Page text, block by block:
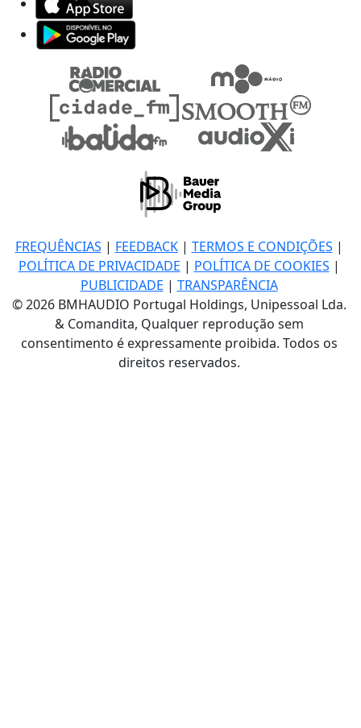
FREQUÊNCIAS | FEEDBACK| TERMOS E CONDIÇÕES |
POLÍTICA DE PRIVACIDADE | POLÍTICA DE COOKIES |
PUBLICIDADE | TRANSPARÊNCIA
© 2026 BMHAUDIO Portugal Holdings, Unipessoal Lda.
& Comandita, Qualquer reprodução sem
consentimento é expressamente proibida. Todos os
direitos reservados.